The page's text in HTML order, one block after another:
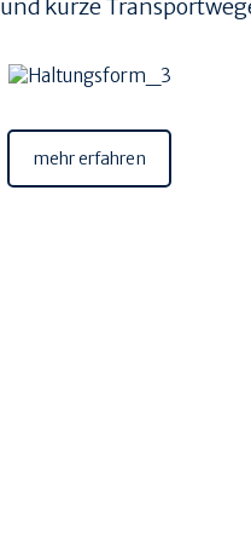
kurze
mehr erfahren